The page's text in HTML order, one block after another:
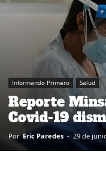
Informando Primero Salud
Reporte
Covid-19
Por Eric Paredes - 29 de